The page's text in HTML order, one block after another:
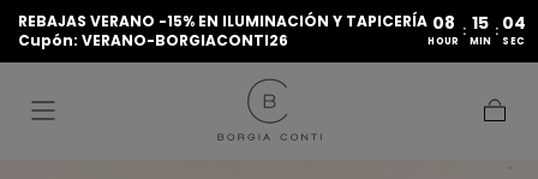
IR AL
CONTENIDO
REBAJAS VERANO -15% EN ILUMINACIÓN Y TAPICERÍA
Cupón: VERANO-BORGIACONTI26
08
HOUR
: 15
MIN
: 04
SEC